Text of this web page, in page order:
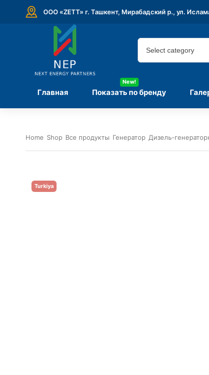
ООО «ZETT» г. Ташкент, Мирабадский р., ул.
Главная Показать по бренду
New!
Home Shop Все продукты Генератор Дизель-
Turkiya